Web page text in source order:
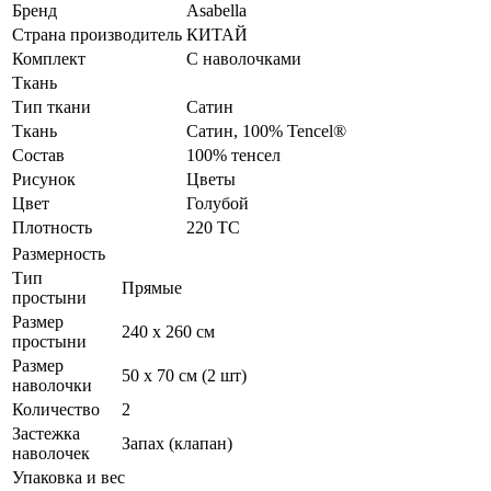
Бренд
Asabella
Страна производитель КИТАЙ
Комплект
С наволочками
Ткань
Тип ткани
Сатин
Ткань
Сатин, 100% Tencel®
Состав
100% тенсел
Рисунок
Цветы
Цвет
Голубой
Плотность
220 ТС
Размерность
Тип
простыни
Прямые
Размер
простыни
240 х 260 см
Размер
наволочки
50 х 70 см (2 шт)
Количество
2
Застежка
наволочек
Запах (клапан)
Упаковка и вес